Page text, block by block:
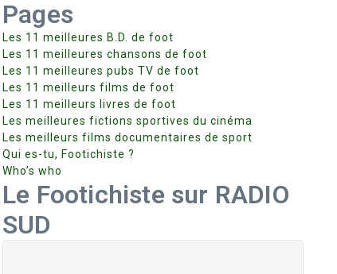
Pages
Les 11 meilleures B.D. de foot
Les 11 meilleures chansons de foot
Les 11 meilleures pubs TV de foot
Les 11 meilleurs films de foot
Les 11 meilleurs livres de foot
Les meilleures fictions sportives du cinéma
Les meilleurs films documentaires de sport
Qui es-tu, Footichiste ?
Who’s who
Le Footichiste sur RADIO
SUD